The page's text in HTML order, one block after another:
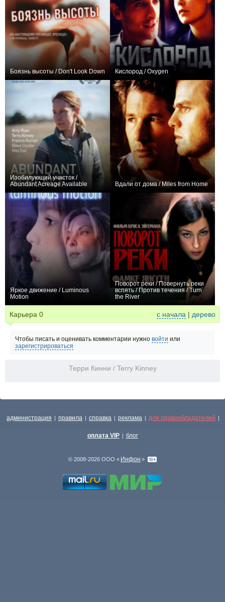
Боязнь высоты / Don't Look Down Кислород / Oxygen
Изобилующий участок /
Abundant Acreage Available
Вдали от дома / Miles from Home
Яркое движение / Luminous
Motion
Поворот реки / Повернуть реки
вспять / Против течения / Turn
the River
Карьера 0 с начала | дерево
Чтобы писать и оценивать комментарии нужно войти или
зарегистрироваться
Терри Кинни / Terry Kinney
администрация | правила | справка | реклама | для правообладателей |
оплата VIP | блог
© 2008-2026 ООО « Инфон »